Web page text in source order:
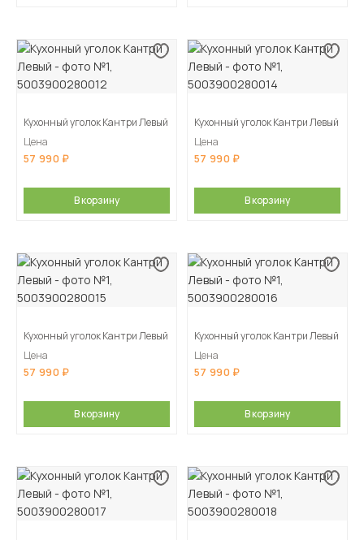
Кухонный уголок Кантри Левый
Цена
57 990
В корзину
Кухонный уголок Кантри Левый
Цена
57 990
В корзину
Кухонный уголок Кантри Левый
Цена
57 990
В корзину
Кухонный уголок Кантри Левый
Цена
57 990
В корзину